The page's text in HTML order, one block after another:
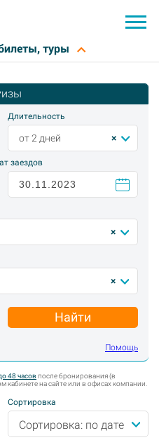
Длительность
×
от 2 дней
заездов
×
×
Найти
Помощь
48 часовпосле бронирования (в
кабинете на сайте или в офисах компании.
Сортировка
Сортировка: по дате